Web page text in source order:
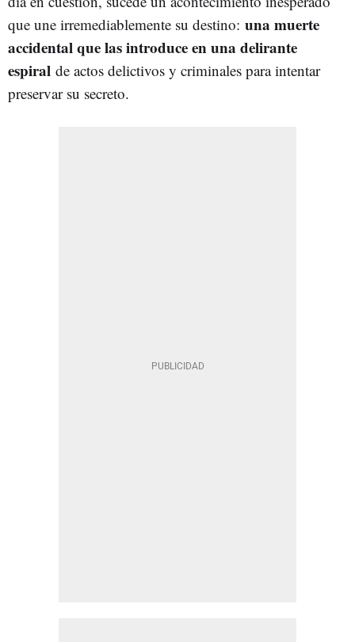
que une irremediablemente su destino: una muerte
accidental que las introduce en una delirante
espiral de actos delictivos y criminales para intentar
preservar su secreto.